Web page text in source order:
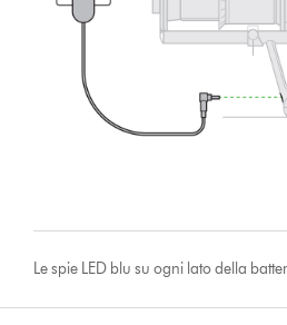
Le spie LED blu su ogni lato della